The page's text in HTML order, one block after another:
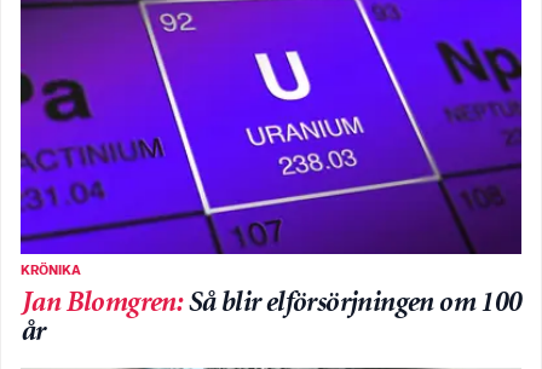
KRÖNIKA
Jan Blomgren:Så blir elförsörjningen om 100
år